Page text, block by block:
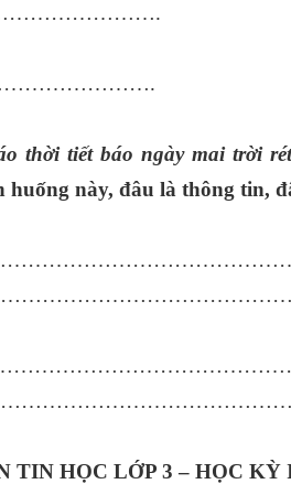
thời tiết báo ngày mai trời
huống này, đâu là thông tin,
TIN HỌC LỚP 3 – HỌC KỲ